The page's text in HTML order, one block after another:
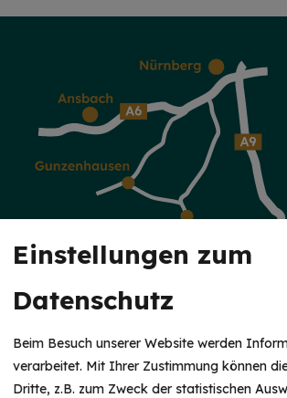
Einstellungen zum
Datenschutz
Beim Besuch unserer Website werden
verarbeitet. Mit Ihrer Zustimmung können
Dritte, z.B. zum Zweck der statistischen